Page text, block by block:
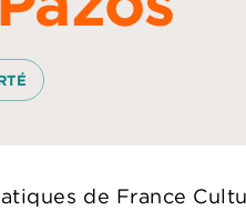
de France